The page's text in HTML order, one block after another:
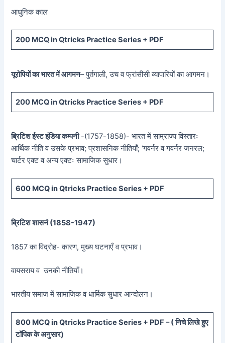
आधुनिक काल
200 MCQ in Qtricks Practice Series + PDF
यूरोपियों का भारत में आगमन– पुर्तगाली, उच व फ्रांसीसी व्यापारियों का आगमन।
200 MCQ in Qtricks Practice Series + PDF
ब्रिटिश ईस्ट इंडिया कम्पनी-(1757-1858)- भारत में साम्राज्य विस्तारः
आर्थिक नीति व उसके प्रभाव; प्रशासनिक नीतियाँ; ‘गवर्नर व गवर्नर जनरल;
चार्टर एक्ट व अन्य एक्टः सामाजिक सुधार।
600 MCQ in Qtricks Practice Series + PDF
ब्रिटिश शासनं (1858-1947)
1857 का विद्रोह- कारण, मुख्य घटनाएँ व प्रभाव।
वायसराय व उनकी नीतियाँ।
भारतीय समाज में सामाजिक व धार्मिक सुधार आन्दोलन।
800 MCQ in Qtricks Practice Series + PDF – (निचे लिखे हुए
टॉपिक के अनुसार)